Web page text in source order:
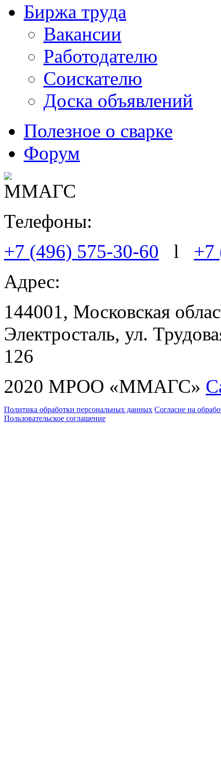
Биржа труда
Вакансии
Работодателю
Соискателю
Доска объявлений
Полезное о сварке
Форум
Телефоны:
+7 (496) 575-30-60 l +7
Адрес:
144001, Московская
Электросталь, ул.
126
2020 МРОО «ММАГС»
Политика обработки персональных данных Согласие на
Пользовательское соглашение